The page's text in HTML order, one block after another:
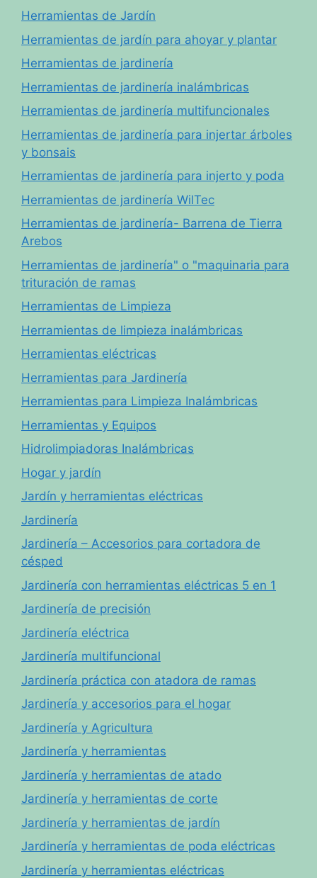
Herramientas de Jardín
Herramientas de jardín para ahoyar y plantar
Herramientas de jardinería
Herramientas de jardinería inalámbricas
Herramientas de jardinería multifuncionales
Herramientas de jardinería para injertar árboles
y bonsais
Herramientas de jardinería para injerto y poda
Herramientas de jardinería WilTec
Herramientas de jardinería- Barrena de Tierra
Arebos
Herramientas de jardinería" o "maquinaria para
trituración de ramas
Herramientas de Limpieza
Herramientas de limpieza inalámbricas
Herramientas eléctricas
Herramientas para Jardinería
Herramientas para Limpieza Inalámbricas
Herramientas y Equipos
Hidrolimpiadoras Inalámbricas
Hogar y jardín
Jardín y herramientas eléctricas
Jardinería
Jardinería – Accesorios para cortadora de
césped
Jardinería con herramientas eléctricas 5 en 1
Jardinería de precisión
Jardinería eléctrica
Jardinería multifuncional
Jardinería práctica con atadora de ramas
Jardinería y accesorios para el hogar
Jardinería y Agricultura
Jardinería y herramientas
Jardinería y herramientas de atado
Jardinería y herramientas de corte
Jardinería y herramientas de jardín
Jardinería y herramientas de poda eléctricas
Jardinería y herramientas eléctricas